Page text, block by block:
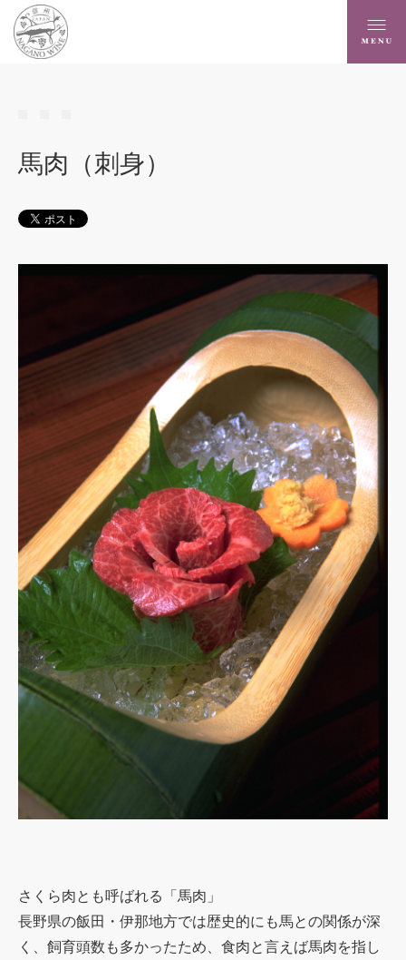
馬肉（刺身）
さくら肉とも呼ばれる「馬肉」
長野県の飯田・伊那地方では歴史的にも馬との関係が深
く、飼育頭数も多かったため、食肉と言えば馬肉を指し